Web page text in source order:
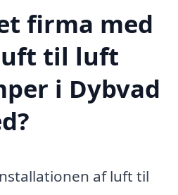
firma med
til luft
i Dybvad
af luft til